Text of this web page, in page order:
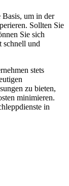
um in der
Sollten Sie
Sie sich
schnell und
stets
zu bieten,
minimieren.
in